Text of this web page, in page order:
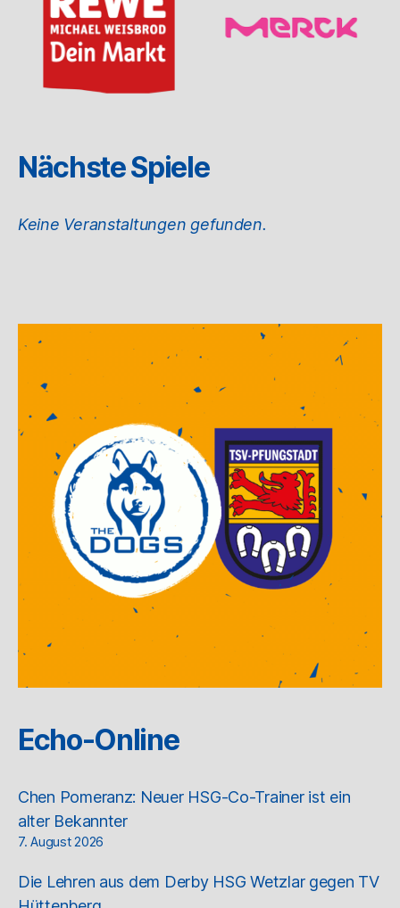
Nächste Spiele
Keine Veranstaltungen gefunden.
Echo-Online
Chen Pomeranz: Neuer HSG-Co-Trainer ist ein
alter Bekannter
7. August 2026
Die Lehren aus dem Derby HSG Wetzlar gegen TV